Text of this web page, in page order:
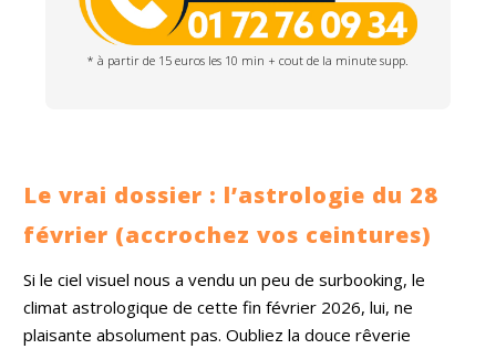
* à partir de 15 euros les 10 min + cout de la minute supp.
Le vrai dossier : l’astrologie du 28
février (accrochez vos ceintures)
Si le ciel visuel nous a vendu un peu de surbooking, le
climat astrologique de cette fin février 2026, lui, ne
plaisante absolument pas. Oubliez la douce rêverie